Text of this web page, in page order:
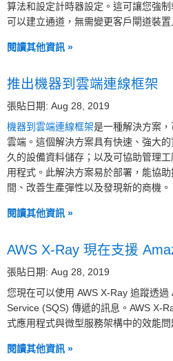
算法和設定計時器設定。這可讓您強
可以建立通道，無需變更客戶閘道裝置
閱讀其他資訊 »
推出機器到雲端連線框架
張貼日期: Aug 28, 2019
機器到雲端連線框架是一種解決方案
雲端。這個解決方案具有快速、強大
久的設備資料儲存；以及可協助管理
用程式。此解決方案易於部署，能協
間、改善生產彈性以及發現新的商機。
閱讀其他資訊 »
AWS X-Ray 現在支援
張貼日期: Aug 28, 2019
您現在可以使用 AWS X-Ray 追蹤透
Service (SQS) 傳遞的訊息。AWS X-
式應用程式與微型服務架構中的效能問
閱讀其他資訊 »